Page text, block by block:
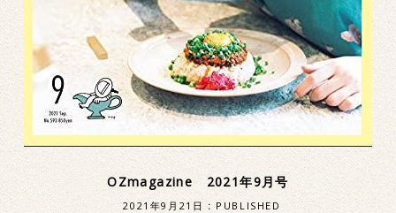
OZmagazine 2021年9月号
2021年9月21日:PUBLISHED